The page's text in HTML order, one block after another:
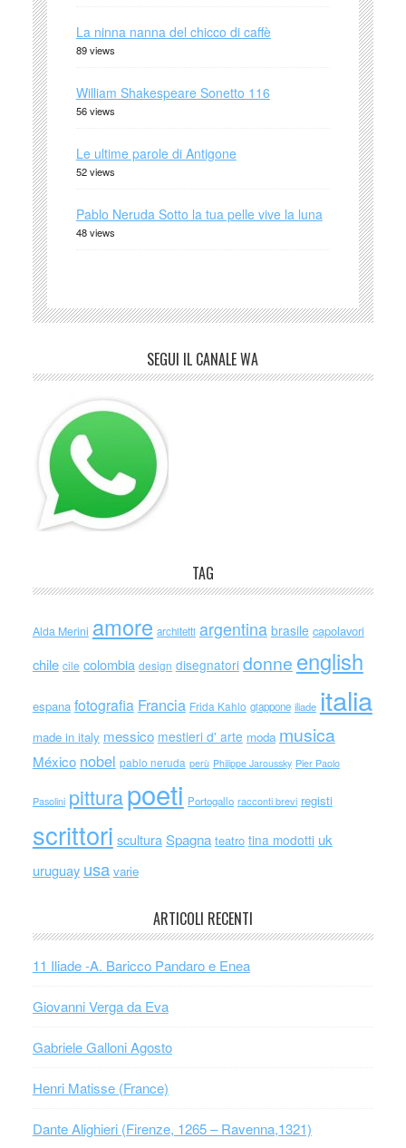
La ninna nanna del chicco di caffè
89 views
William Shakespeare Sonetto 116
56 views
Le ultime parole di Antigone
52 views
Pablo Neruda Sotto la tua pelle vive la luna
48 views
SEGUI IL CANALE WA
TAG
Alda Merini amore architetti argentina brasile capolavori
chile cile colombia design disegnatori donne english
espana fotografia Francia Frida Kahlo giappone iliade italia
made in italy messico mestieri d' arte moda musica
México nobel pablo neruda perù Philippe Jaroussky Pier Paolo
Pasolini pitturapoeti Portogallo racconti brevi registi
scrittori scultura Spagna teatro tina modotti uk
uruguay usa varie
ARTICOLI RECENTI
11 Iliade -A. Baricco Pandaro e Enea
Giovanni Verga da Eva
Gabriele Galloni Agosto
Henri Matisse (France)
Dante Alighieri (Firenze, 1265 – Ravenna,1321)